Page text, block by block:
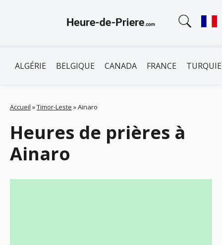
ALGÉRIE BELGIQUE CANADA FRANCE TURQUIE
Accueil »Timor-Leste »Ainaro
Heures de prières à
Ainaro